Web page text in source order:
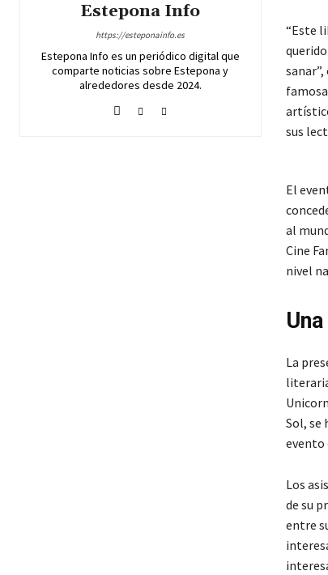
Estepona Info
https://esteponainfo.es
Estepona Info es un periódico digital que
comparte noticias sobre Estepona y
alrededores desde 2024.
“Este
sus
El
al
Cine
nivel
La
Sol, se
evento
Los
de su
entre